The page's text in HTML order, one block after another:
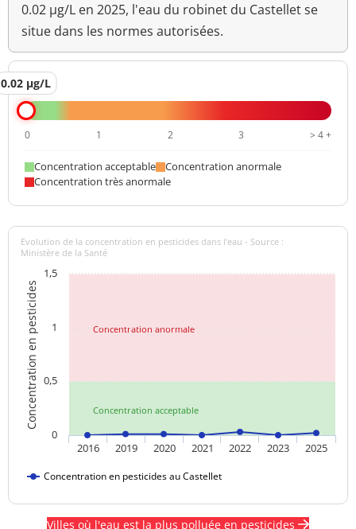
0.02 µg/L en 2025, l'eau du robinet du Castellet se
situe dans les normes autorisées.
0.02 µg/L
0 1 2 3 > 4 +
Concentration acceptable
Concentration anormale
Concentration très anormale
Concentration acceptable
Concentration anormale
Concentration en pesticides
Evolution de la concentration en pesticides dans l'eau - Source :
Ministère de la Santé
Concentration en pesticides au Castellet
2016 2019 2020 2021 2022 2023 2025
0
0,5
1
1,5
Villes où l'eau est la plus polluée en pesticides